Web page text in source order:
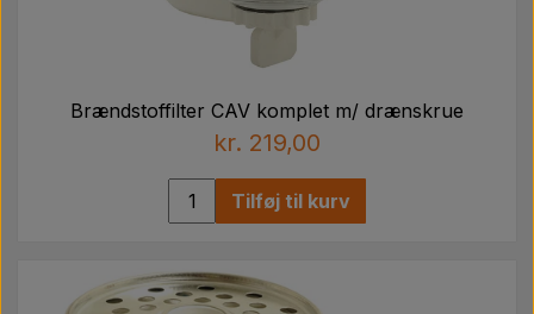
Universal Tractors
676989ABrændstoffilter CAV komplet m/ drænskrue
kr. 219,00
Tilføj til kurv